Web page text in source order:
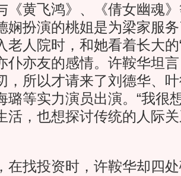
黄飞鸿》、《倩女幽魂》
娴扮演的桃姐是为梁家服
老人院时，和她看着长大的
仆亦友的感情。许鞍华坦
，所以才请来了刘德华、
璐等实力演员出演。“我很
活，也想探讨传统的人际
找投资时，许鞍华却四处